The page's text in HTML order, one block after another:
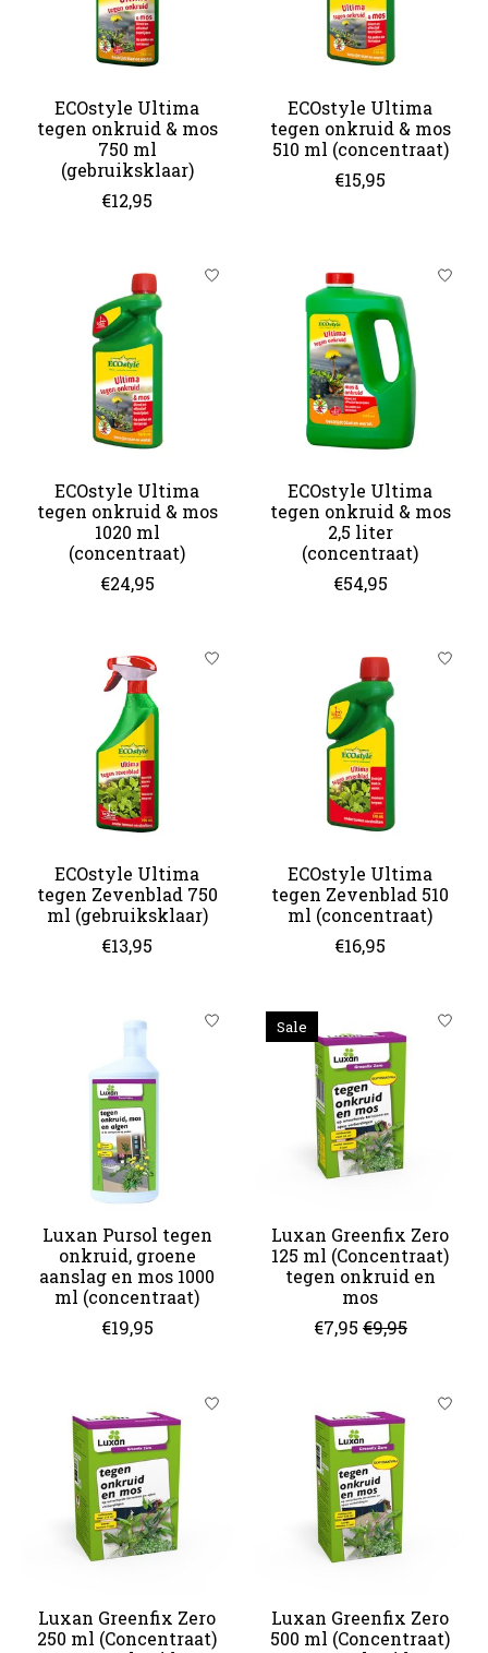
ECOstyle Ultima
tegen onkruid & mos
750 ml
(gebruiksklaar)
€12,95
ECOstyle Ultima
tegen onkruid & mos
510 ml (concentraat)
€15,95
ECOstyle Ultima
tegen onkruid & mos
1020 ml
(concentraat)
€24,95
ECOstyle Ultima
tegen onkruid & mos
2,5 liter
(concentraat)
€54,95
ECOstyle Ultima
tegen Zevenblad 750
ml (gebruiksklaar)
€13,95
ECOstyle Ultima
tegen Zevenblad 510
ml (concentraat)
€16,95
Luxan Pursol tegen
onkruid, groene
aanslag en mos 1000
ml (concentraat)
€19,95
Sale
Luxan Greenfix Zero
125 ml (Concentraat)
tegen onkruid en
mos
€7,95 €9,95
Luxan Greenfix Zero
250 ml (Concentraat)
Luxan Greenfix Zero
500 ml (Concentraat)